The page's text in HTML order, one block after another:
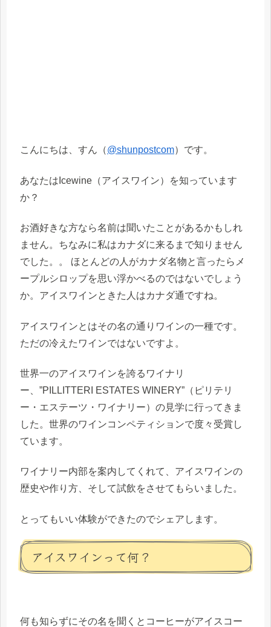
こんにちは、すん（@shunpostcom）です。
あなたはIcewine（アイスワイン）を知っています
か？
お酒好きな方なら名前は聞いたことがあるかもしれ
ません。ちなみに私はカナダに来るまで知りません
でした。。 ほとんどの人がカナダ名物と言ったらメ
ープルシロップを思い浮かべるのではないでしょう
か。アイスワインときた人はカナダ通ですね。
アイスワインとはその名の通りワインの一種です。
ただの冷えたワインではないですよ。
世界一のアイスワインを誇るワイナリ
ー、”PILLITTERI ESTATES WINERY”（ピリテリ
ー・エステーツ・ワイナリー）の見学に行ってきま
した。世界のワインコンペティションで度々受賞し
ています。
ワイナリー内部を案内してくれて、アイスワインの
歴史や作り方、そして試飲をさせてもらいました。
とってもいい体験ができたのでシェアします。
アイスワインって何？
何も知らずにその名を聞くとコーヒーがアイスコー